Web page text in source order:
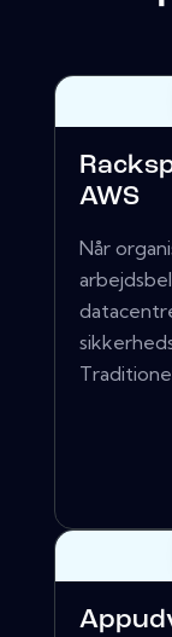
AWS
Når
Traditionel